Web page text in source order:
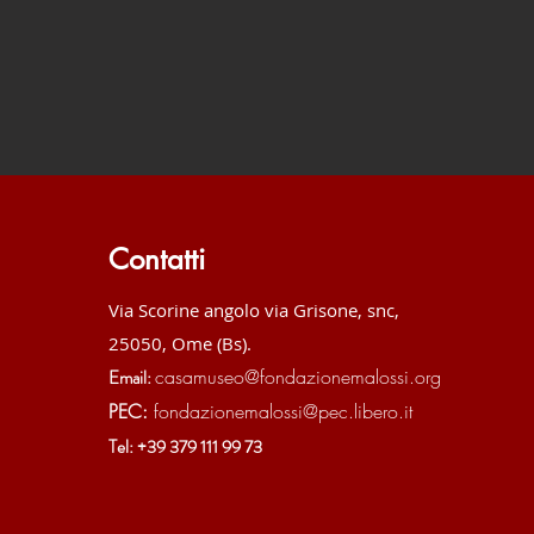
Contatti
Via Scorine angolo via Grisone, snc,
25050, Ome (Bs).
Email:casamuseo@fondazionemalossi.org
PEC: fondazionemalossi@pec.libero.it
Tel: +39 379 111 99 73